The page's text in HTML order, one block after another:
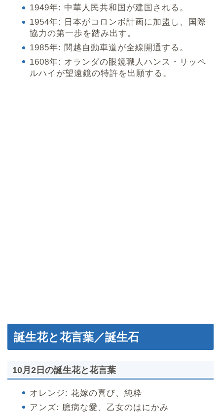
1949年: 中華人民共和国が建国される。
1954年: 日本がコロンボ計画に加盟し、国際
協力の第一歩を踏み出す。
1985年: 関越自動車道が全線開通する。
1608年: オランダの眼鏡職人ハンス・リッペ
ルハイが望遠鏡の特許を出願する。
誕生花と花言葉／誕生石
10月2日の誕生花と花言葉
オレンジ: 花嫁の喜び、純粋
アンズ: 臆病な愛、乙女のはにかみ